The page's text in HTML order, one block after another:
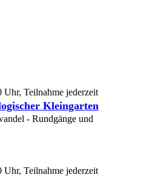
Uhr, Teilnahme jederzeit
Kleingarten
- Rundgänge und
Uhr, Teilnahme jederzeit